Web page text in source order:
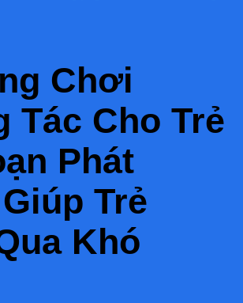
Chơi
Tác Cho Trẻ
Phát
Trẻ
Khó